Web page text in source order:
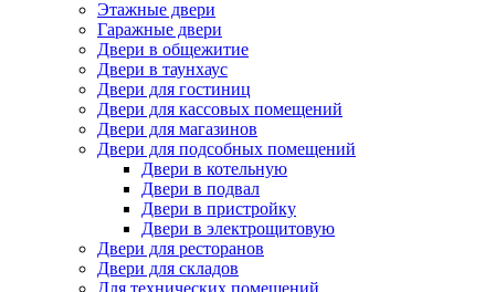
Этажные двери
Гаражные двери
Двери в общежитие
Двери в таунхаус
Двери для гостиниц
Двери для кассовых помещений
Двери для магазинов
Двери для подсобных помещений
Двери в котельную
Двери в подвал
Двери в пристройку
Двери в электрощитовую
Двери для ресторанов
Двери для складов
Для технических помещений